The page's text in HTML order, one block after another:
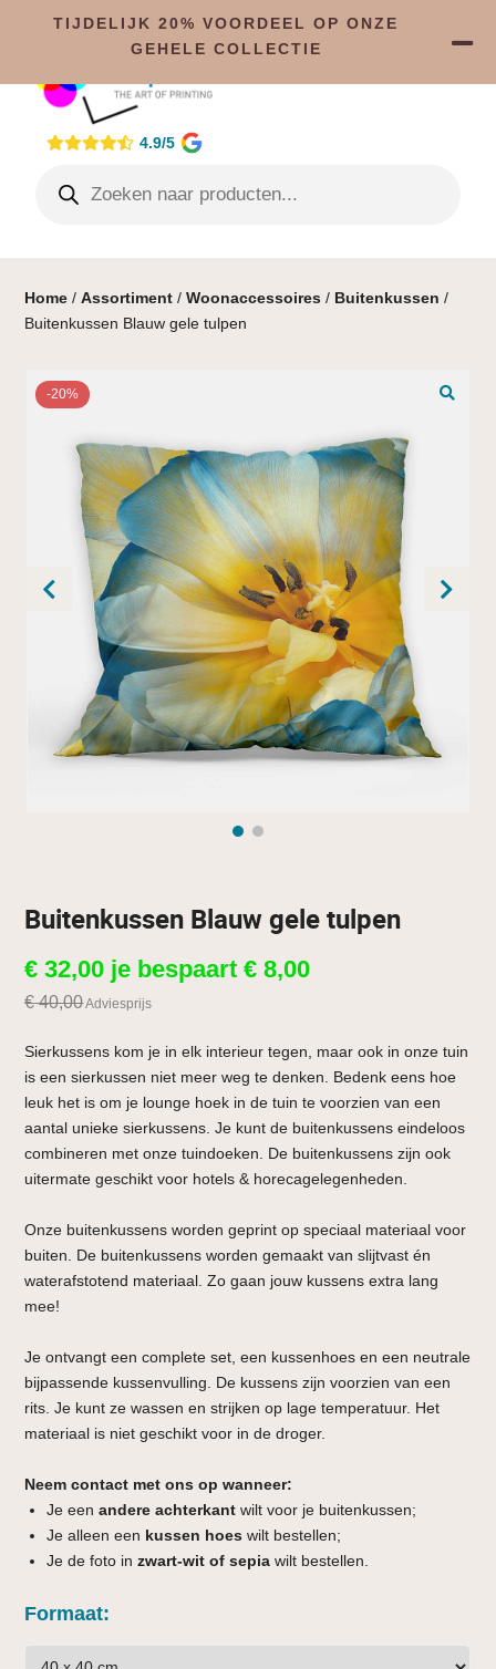
4.9/5
Home /Assortiment /Woonaccessoires / Buitenkussen /
Buitenkussen Blauw gele tulpen
-20%
Buitenkussen Blauw gele tulpen
€ 32,00 je bespaart€ 8,00
€40,00Adviesprijs
Sierkussens kom je in elk interieur tegen, maar ook in onze tuin
is een sierkussen niet meer weg te denken. Bedenk eens hoe
leuk het is om je lounge hoek in de tuin te voorzien van een
aantal unieke sierkussens. Je kunt de buitenkussens eindeloos
combineren met onze tuindoeken. De buitenkussens zijn ook
uitermate geschikt voor hotels & horecagelegenheden.
Onze buitenkussens worden geprint op speciaal materiaal voor
buiten. De buitenkussens worden gemaakt van slijtvast én
waterafstotend materiaal. Zo gaan jouw kussens extra lang
mee!
Je ontvangt een complete set, een kussenhoes en een neutrale
bijpassende kussenvulling. De kussens zijn voorzien van een
rits. Je kunt ze wassen en strijken op lage temperatuur. Het
materiaal is niet geschikt voor in de droger.
Neem contact met ons op wanneer:
Je eenandere achterkant wilt voor je buitenkussen;
Je alleen een kussen hoes wilt bestellen;
Je de foto inzwart-wit of sepia wilt bestellen.
Formaat
TIJDELIJK 20% VOORDEEL OP ONZE
GEHELE COLLECTIE